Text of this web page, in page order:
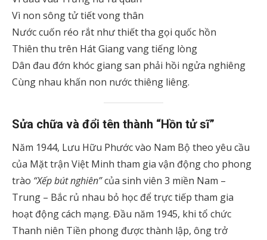
Vì non sông tử tiết vong thân
Nước cuốn réo rắt như thiết tha gọi quốc hồn
Thiên thu trên Hát Giang vang tiếng lòng
Dân đau đớn khóc giang san phải hồi ngửa nghiêng
Cùng nhau khấn non nước thiêng liêng.
Sửa chữa và đổi tên thành “Hồn tử sĩ”
Năm 1944, Lưu Hữu Phước vào Nam Bộ theo yêu cầu
của Mặt trận Việt Minh tham gia vận động cho phong
trào “Xếp bút nghiên”của sinh viên 3 miền Nam –
Trung – Bắc rủ nhau bỏ học để trực tiếp tham gia
hoạt động cách mạng. Đầu năm 1945, khi tổ chức
Thanh niên Tiền phong được thành lập, ông trở